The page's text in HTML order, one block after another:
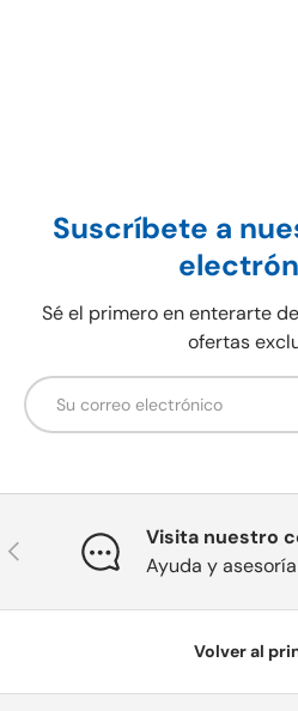
Suscríbete a
Sé el primero en enterarte
ofertas
Correo electrónico
Anterior
Visita nuestro
Ayuda y
Volver al